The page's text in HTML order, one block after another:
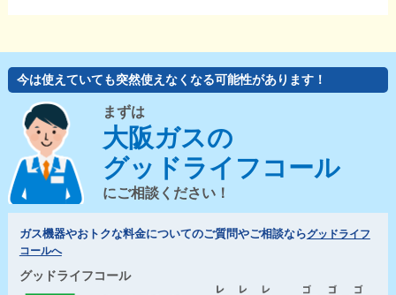
今は使えていても突然使えなくなる可能性があります！
まずは
大阪ガスの
グッドライフコール
にご相談ください！
ガス機器やおトクな料金についてのご質問やご相談ならグッドライフ
コールへ
グッドライフコール